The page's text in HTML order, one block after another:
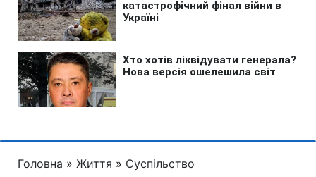
Головна » Життя » Суспільство